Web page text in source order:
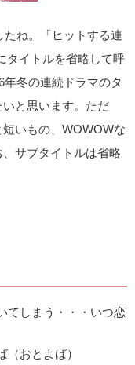
たね。「ヒットする連
タイトルを省略して呼
冬の連続ドラマのタ
と思います。ただ
いもの、WOWOWな
サブタイトルは省略
てしまう・・・いつ恋
おとよば）